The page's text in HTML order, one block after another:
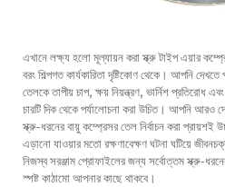
এখানে লক্ষ্য হলো মূল্যায়ন করাস্ক্রু টাইপ এয়ার
বরং শিল্পগত কার্যকারিতা দৃষ্টিকোণ থেকে। আপনি
তেলকে তাপীয় চাপ, ক্ষয় নিয়ন্ত্রণ, ভার্নিশ প্রতিরোধ
চারটি দিক থেকে পর্যালোচনা করা উচিত। আপনি আরও
স্ক্রু-ধরনের বায়ু কম্প্রেসর তেল নির্বাচন করা
এড়ানো যাওয়ার মতো রক্ষণাবেক্ষণ ঘটনা ঘটিয়ে
নিজস্ব সরঞ্জাম প্রোফাইলের জন্য সর্বোত্তম স্ক্রু-
স্পষ্ট কাঠামো আপনার কাছে থাকবে।